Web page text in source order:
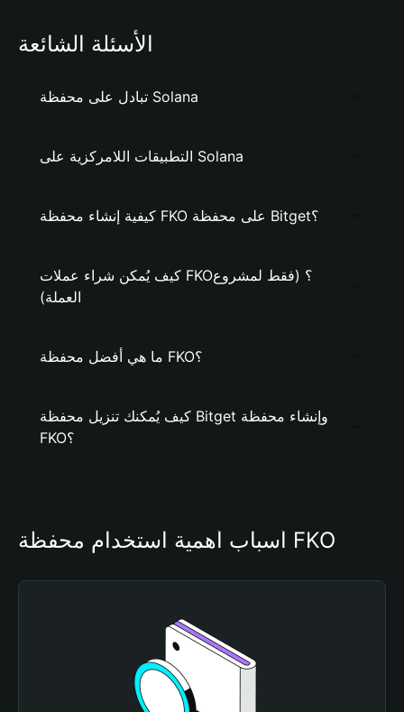
الأسئلة الشائعة
تبادل على محفظة Solana
التطبيقات اللامركزية على Solana
كيفية إنشاء محفظة FKO على محفظة Bitget؟
كيف يُمكن شراء عملات FKO؟ (فقط لمشروع
العملة)
ما هي أفضل محفظة FKO؟
كيف يُمكنك تنزيل محفظة Bitget وإنشاء محفظة
FKO؟
أسباب أهمية استخدام محفظة FKO